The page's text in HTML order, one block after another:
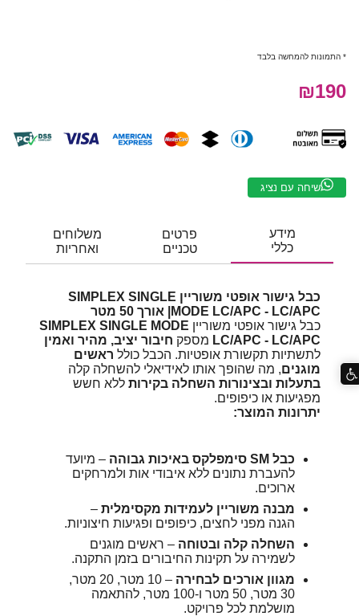
* התמונות להמחשה בלבד
₪190
שיחה עם נציג
מידע
כללי
פרטים
טכניים
משלוחים
ואחריות
כבל גישור אופטי משוריין SIMPLEX SINGLE
MODE LC/APC - LC/APC| אורך 50 מטר
כבל גישור אופטי משוריין SIMPLEX SINGLE MODE
LC/APC - LC/APC מספק חיבור יציב, מהיר ואמין
לתשתיות תקשורת אופטיות. הכבל כולל ראשים
מוגנים, מה שהופך אותו לאידיאלי להשחלה קלה
בתעלות ובצינורות השחלה בקירות ללא חשש
מפגיעות או כיפופים.
יתרונות המוצר:
כבל SM סימפלקס באיכות גבוהה
– מיועד
להעברת נתונים ללא איבודי אות ולמרחקים
ארוכים.
מבנה משוריין לעמידות מקסימלית –
הגנה מפני לחצים, כיפופים ופגיעות חיצוניות.
השחלה קלה ובטוחה – ראשים מוגנים
לשמירה על תקינות החיבורים בזמן התקנה.
מגוון אורכים לבחירה
– 10 מטר, 20 מטר,
30 מטר, 50 מטר ו-100 מטר, להתאמה
מושלמת לכל פרויקט.